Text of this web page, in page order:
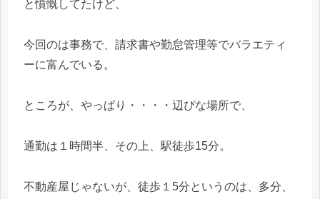
と憤慨してたけど、
今回のは事務で、請求書や勤怠管理等でバラエティ
ーに富んでいる。
ところが、やっぱり・・・・辺ぴな場所で、
通勤は１時間半、その上、駅徒歩15分。
不動産屋じゃないが、徒歩１5分というのは、多分、